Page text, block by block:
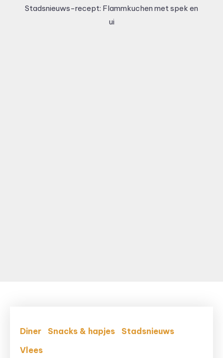
Stadsnieuws-recept: Flammkuchen met spek en
ui
Diner Snacks & hapjes
Stadsnieuws
Vlees